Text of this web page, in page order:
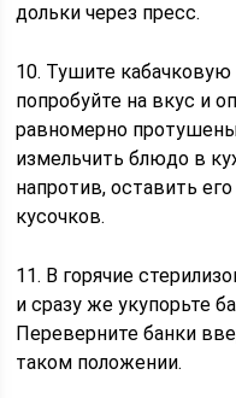
дольки через пресс.
10. Тушите
попробуйте на вкус и
равномерно
измельчить блюдо в
напротив, оставить
кусочков.
11. В горячие
и сразу же укупорьте
Переверните банки
таком положении.